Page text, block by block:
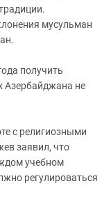
мусульман
получить
Азербайджана не
с религиозными
заявил, что
учебном
регулироваться